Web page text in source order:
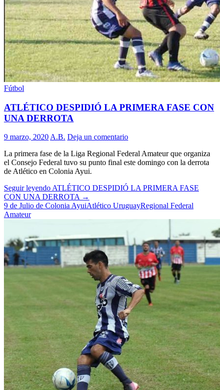
Fútbol
ATLÉTICO DESPIDIÓ LA PRIMERA FASE CON
UNA DERROTA
9 marzo, 2020 A.B. Deja un comentario
La primera fase de la Liga Regional Federal Amateur que organiza
el Consejo Federal tuvo su punto final este domingo con la derrota
de Atlético en Colonia Ayui.
Seguir leyendo ATLÉTICO DESPIDIÓ LA PRIMERA FASE
CON UNA DERROTA →
9 de Julio de Colonia AyuiAtlético UruguayRegional Federal
Amateur